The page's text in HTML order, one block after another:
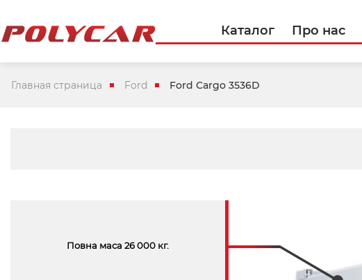
Каталог Про нас
Главная страница Ford Ford Cargo 3536D
Повна маса 26 000 кг.